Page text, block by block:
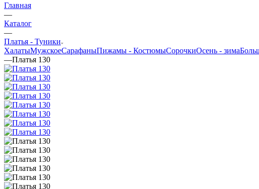
Главная
—
Каталог
—
Платья - Туники
ХалатыМужскоеСарафаныПижамы - КостюмыСорочкиOсень - зима
—Платья 130